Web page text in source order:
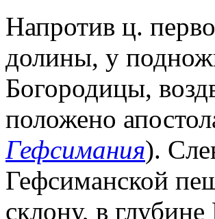
Напротив ц.
долины, у
Богородицы,
положено
Гефсимания).
Гефсиманской
склону, в